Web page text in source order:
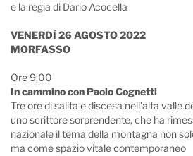
e la regia di Dario Acocella
VENERDÌ 26 AGOSTO 2022
MORFASSO
Ore 9,00
In cammino con Paolo Cognetti
Tre ore di salita e discesa nell’alta valle
uno scrittore sorprendente, che ha
nazionale il tema della montagna non
ma come spazio vitale contemporaneo